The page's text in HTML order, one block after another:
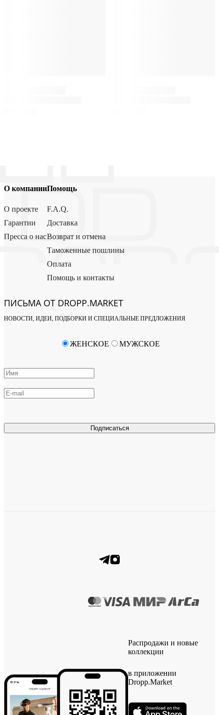
О компании
О проекте
Гарантии
Пресса о нас
Помощь
F.A.Q.
Доставка
Возврат и отмена
Таможенные пошлины
Оплата
Помощь и контакты
ПИСЬМА ОТ DROPP.MARKET
НОВОСТИ, ИДЕИ, ПОДБОРКИ И СПЕЦИАЛЬНЫЕ ПРЕДЛОЖЕНИЯ
Подписаться
ЖЕНСКОЕ МУЖСКОЕ
Распродажи и новые
коллекции
в приложении
Dropp.Market